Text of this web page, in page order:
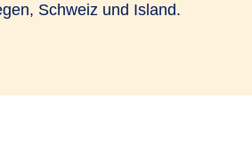
Schweiz und Island.